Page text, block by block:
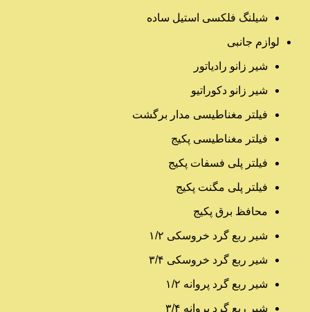
شیلنگ فلکسی استیل ساده
لوازم جانبی
شیر زانو رادیاتور
شیر زانو دکوراتیو
فیلتر مغناطیسی مدار برگشت
فیلتر مغناطیسی پکیج
فیلتر پلی فسفات پکیج
فیلتر پلی مگنت پکیج
محافظ برق پکیج
شیر ربع گرد خروسکی ۱/۲
شیر ربع گرد خروسکی ۳/۴
شیر ربع گرد پروانه ۱/۲
شیر ربع گرد پروانه ۳/۴